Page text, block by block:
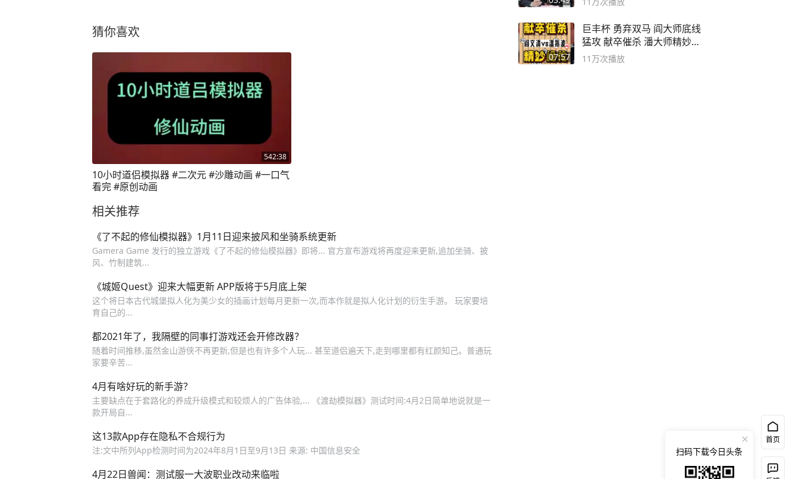
猜你喜欢
542:38
10小时道侣模拟器 #二次元 #沙雕动画 #一口气
看完 #原创动画
相关推荐
《了不起的修仙模拟器》1月11日迎来披风和坐骑系统更新
Gamera Game 发行的独立游戏《了不起的修仙模拟器》即将... 官方宣布游戏将再度迎来更新,追加坐骑、披
风、竹制建筑...
《城姬Quest》迎来大幅更新 APP版将于5月底上架
这个将日本古代城堡拟人化为美少女的插画计划每月更新一次,而本作就是拟人化计划的衍生手游。 玩家要培
育自己的...
都2021年了，我隔壁的同事打游戏还会开修改器？
随着时间推移,虽然金山游侠不再更新,但是也有许多个人玩... 甚至道侣遍天下,走到哪里都有红颜知己。普通玩
家要辛苦...
4月有啥好玩的新手游？
主要缺点在于套路化的养成升级模式和较烦人的广告体验,... 《渡劫模拟器》测试时间:4月2日简单地说就是一
款开局自...
这13款App存在隐私不合规行为
注:文中所列App检测时间为2024年8月1日至9月13日 来源: 中国信息安全
4月22日兽闻：测试服一大波职业改动来临啦
07:57
巨丰杯 勇弃双马 阎大师底线
猛攻 献卒催杀 潘大师精妙入
局
11万次播放
首页
扫码下载今日头条